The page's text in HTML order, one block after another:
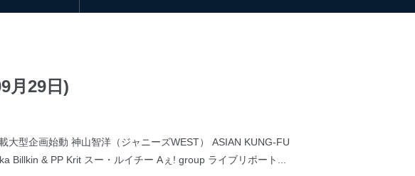
月29日)
大型企画始動 神山智洋（ジャニーズWEST） ASIAN KUNG-FU
Billkin & PP Krit スー・ルイチー Aぇ! group ライブリポート...